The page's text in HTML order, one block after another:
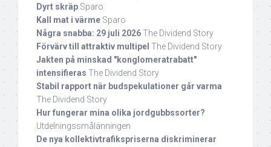
Dyrt skräp Sparo
Kall mat i värme Sparo
Några snabba: 29 juli 2026The Dividend Story
Förvärv till attraktiv multipel The Dividend Story
Jakten på minskad "konglomeratrabatt"
intensifieras The Dividend Story
Stabil rapport när budspekulationer går varma
The Dividend Story
Hur fungerar mina olika jordgubbssorter?
Utdelningssmålänningen
De nya kollektivtrafikspriserna diskriminerar